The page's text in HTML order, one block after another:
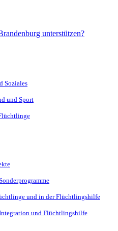
Soziales
und Sport
und in der Flüchtlingshilfe
und Flüchtlingshilfe